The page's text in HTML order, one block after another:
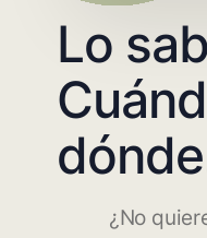
Lo
¿No